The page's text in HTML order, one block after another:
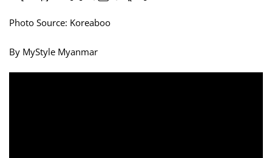
Photo Source: Koreaboo
By MyStyle Myanmar